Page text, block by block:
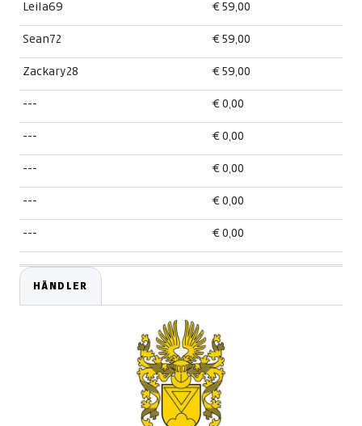
Leila69 € 59,00
Sean72 € 59,00
Zackary28 € 59,00
--- € 0,00
--- € 0,00
--- € 0,00
--- € 0,00
--- € 0,00
HÄNDLER